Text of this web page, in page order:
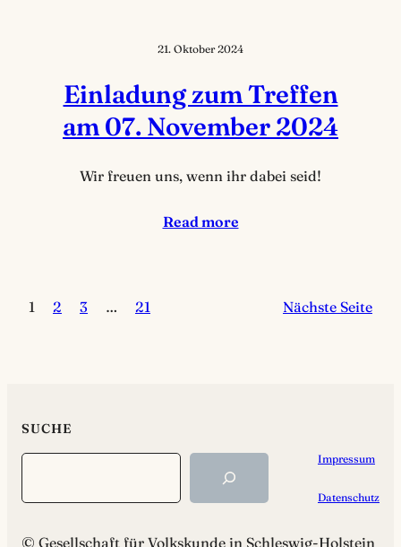
21. Oktober 2024
Einladung zum Treffen
am 07. November 2024
Wir freuen uns, wenn ihr dabei seid!
Read more
1 2 3 … 21 Nächste Seite
SUCHE
Impressum
Datenschutz
© Gesellschaft für Volkskunde in Schleswig-Holstein